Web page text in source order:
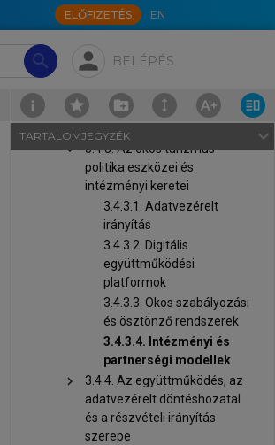
ELŐFIZETÉS EN
search person BELÉPÉS
TARTALOMJEGYZÉK navigate_next
3.4.1. Az okos kormányzás
fogalma és szerepe a
turizmusban
chevron_right 3.4.2. A turizmuspolitika
célrendszerének
újraértelmezése az okos
turizmus kontextusában
chevron_right 3.4.3. Az okos turizmus-
politika eszközei és
intézményi keretei
3.4.3.1. Adatvezérelt
irányítás
3.4.3.2. Digitális
együttműködési
platformok
3.4.3.3. Okos szabályozási
és ösztönző rendszerek
3.4.3.4. Intézményi és
partnerségi modellek
chevron_right
3.4.4. Az együttműködés, az
adatvezérelt döntéshozatal
és a részvételi irányítás
szerepe